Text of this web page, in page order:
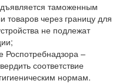
таможенным
через границу для
не подлежат
Роспотребнадзора –
соответствие
нормам.